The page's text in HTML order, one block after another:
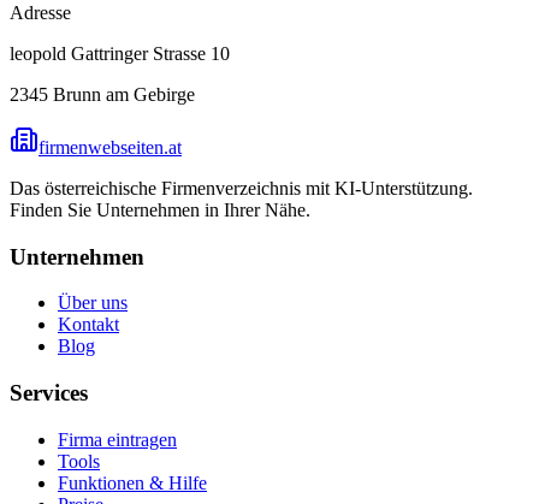
Adresse
leopold Gattringer Strasse 10
2345 Brunn am Gebirge
firmenwebseiten.at
Das österreichische Firmenverzeichnis mit KI-Unterstützung.
Finden Sie Unternehmen in Ihrer Nähe.
Unternehmen
Über uns
Kontakt
Blog
Services
Firma eintragen
Tools
Funktionen & Hilfe